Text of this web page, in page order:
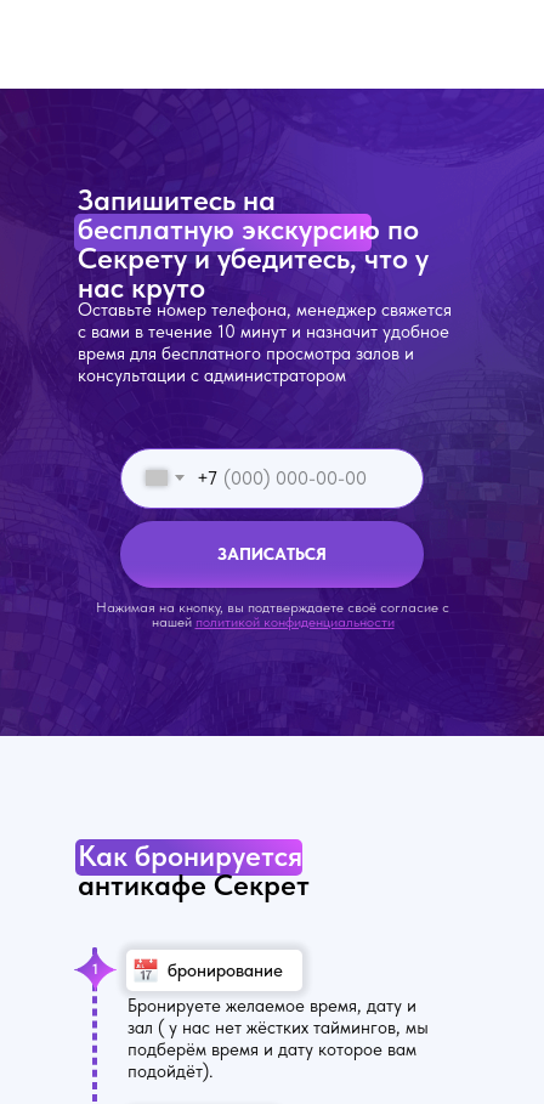
+7
ЗАПИСАТЬСЯ
Запишитесь на
бесплатную экскурсию по
Секрету и убедитесь, что у
нас круто
Нажимая на кнопку, вы подтверждаете своё согласие с
нашей политикой конфиденциальности
Оставьте номер телефона, менеджер свяжется
с вами в течение 10 минут и назначит удобное
время для бесплатного просмотра залов и
консультации с администратором
бронирование
Бронируете желаемое время, дату и
зал ( у нас нет жёстких таймингов, мы
подберём время и дату которое вам
подойдёт).
1
Как бронируется
антикафе Секрет